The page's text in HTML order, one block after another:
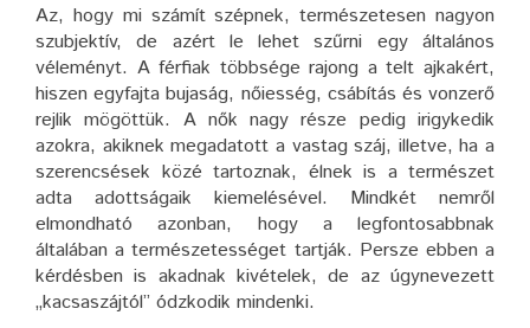
Az, hogy mi számít szépnek, természetesen nagyon
szubjektív, de azért le lehet szűrni egy általános
véleményt. A férfiak többsége rajong a telt ajkakért,
hiszen egyfajta bujaság, nőiesség, csábítás és vonzerő
rejlik mögöttük. A nők nagy része pedig irigykedik
azokra, akiknek megadatott a vastag száj, illetve, ha a
szerencsések közé tartoznak, élnek is a természet
adta adottságaik kiemelésével. Mindkét nemről
elmondható azonban, hogy a legfontosabbnak
általában a természetességet tartják. Persze ebben a
kérdésben is akadnak kivételek, de az úgynevezett
„kacsaszájtól” ódzkodik mindenki.